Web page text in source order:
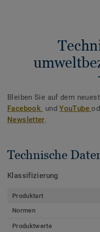
Bleiben Sie auf dem
Facebook undYouTube
Newsletter.
Technische
Klassifizierung
Produktart
Normen
Produktwerte